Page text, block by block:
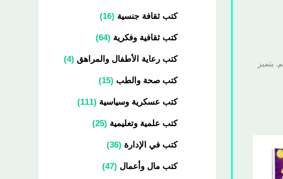
يتميز
كتب ثقافة جنسية 16
كتب ثقافية وفكرية 64
كتب رعاية الأطفال والمراهق 4
كتب صحة والطب 15
كتب عسكرية وسياسية 111
كتب علمية وتعليمية 25
كتب في الإدارة 36
كتب مال وأعمال 47